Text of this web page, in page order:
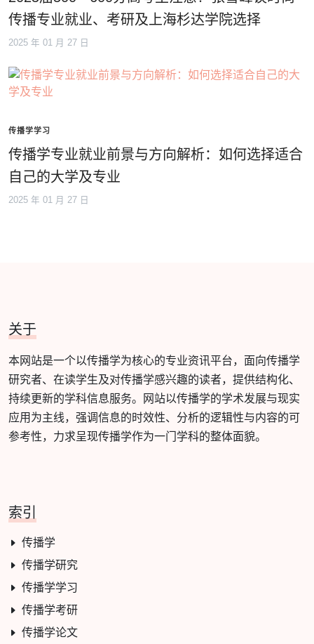
传播专业就业、考研及上海杉达学院选择
2025 年 01 月 27 日
传播学学习
传播学专业就业前景与方向解析：如何选择适合
自己的大学及专业
2025 年 01 月 27 日
关于
本网站是一个以传播学为核心的专业资讯平台，面向传播学
研究者、在读学生及对传播学感兴趣的读者，提供结构化、
持续更新的学科信息服务。网站以传播学的学术发展与现实
应用为主线，强调信息的时效性、分析的逻辑性与内容的可
参考性，力求呈现传播学作为一门学科的整体面貌。
索引
传播学
传播学研究
传播学学习
传播学考研
传播学论文